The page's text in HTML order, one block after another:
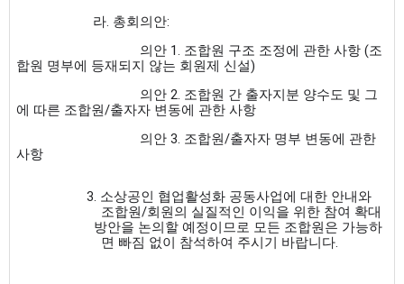
라. 총회의안:
의안 1. 조합원 구조 조정에 관한 사항 (조
합원 명부에 등재되지 않는 회원제 신설)
의안 2. 조합원 간 출자지분 양수도 및 그
에 따른 조합원/출자자 변동에 관한 사항
의안 3. 조합원/출자자 명부 변동에 관한
사항
3. 소상공인 협업활성화 공동사업에 대한 안내와
조합원/회원의 실질적인 이익을 위한 참여 확대
방안을 논의할 예정이므로 모든 조합원은 가능하
면 빠짐 없이 참석하여 주시기 바랍니다.